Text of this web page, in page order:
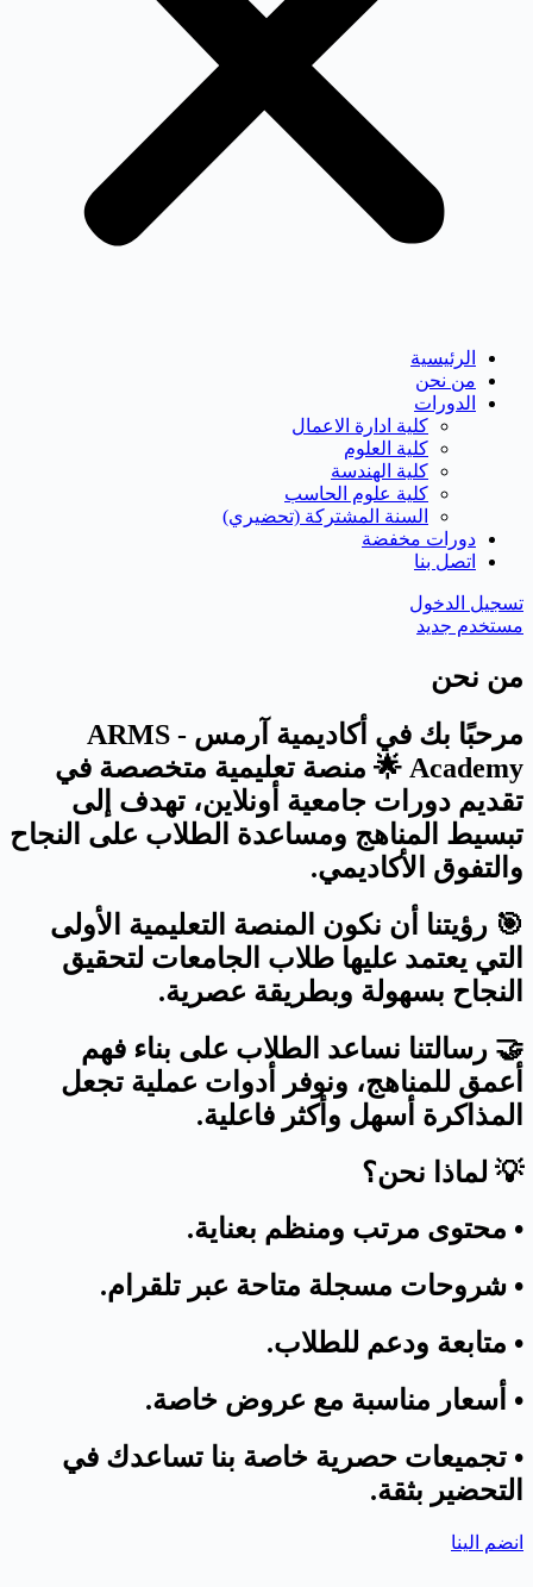
الرئيسية
من نحن
الدورات
كلية ادارة الاعمال
كلية العلوم
كلية الهندسة
كلية علوم الحاسب
السنة المشتركة (تحضيري)
دورات مخفضة
اتصل بنا
تسجيل الدخول
مستخدم جديد
من نحن
مرحبًا بك في أكاديمية آرمس - ARMS
Academy 🌟 منصة تعليمية متخصصة في
تقديم دورات جامعية أونلاين، تهدف إلى
تبسيط المناهج ومساعدة الطلاب على النجاح
والتفوق الأكاديمي.
🎯 رؤيتنا أن نكون المنصة التعليمية الأولى
التي يعتمد عليها طلاب الجامعات لتحقيق
النجاح بسهولة وبطريقة عصرية.
🤝 رسالتنا نساعد الطلاب على بناء فهم
أعمق للمناهج، ونوفر أدوات عملية تجعل
المذاكرة أسهل وأكثر فاعلية.
💡 لماذا نحن؟
• محتوى مرتب ومنظم بعناية.
• شروحات مسجلة متاحة عبر تلقرام.
• متابعة ودعم للطلاب.
• أسعار مناسبة مع عروض خاصة.
• تجميعات حصرية خاصة بنا تساعدك في
التحضير بثقة.
انضم الينا